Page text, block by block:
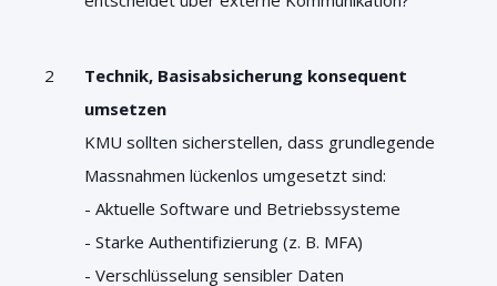
Technik, Basisabsicherung konsequent
umsetzen
KMU sollten sicherstellen, dass grundlegende
Massnahmen lückenlos umgesetzt sind:
- Aktuelle Software und Betriebssysteme
- Starke Authentifizierung (z. B. MFA)
- Verschlüsselung sensibler Daten